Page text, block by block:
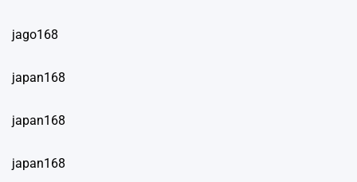
jago168
japan168
japan168
japan168